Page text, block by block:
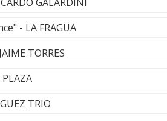
- LA FRAGUA
TORRES
TRIO